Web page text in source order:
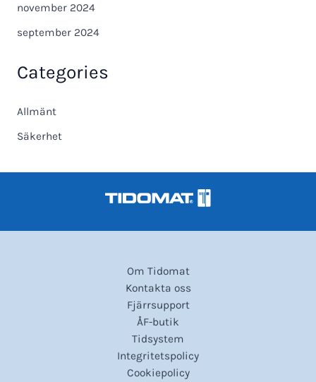
november 2024
september 2024
Categories
Allmänt
Säkerhet
Om Tidomat
Kontakta oss
Fjärrsupport
ÅF-butik
Tidsystem
Integritetspolicy
Cookiepolicy